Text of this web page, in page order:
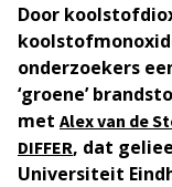
Door
onderzoekers
‘groene’
met Alex van de
DIFFER, dat
Universiteit